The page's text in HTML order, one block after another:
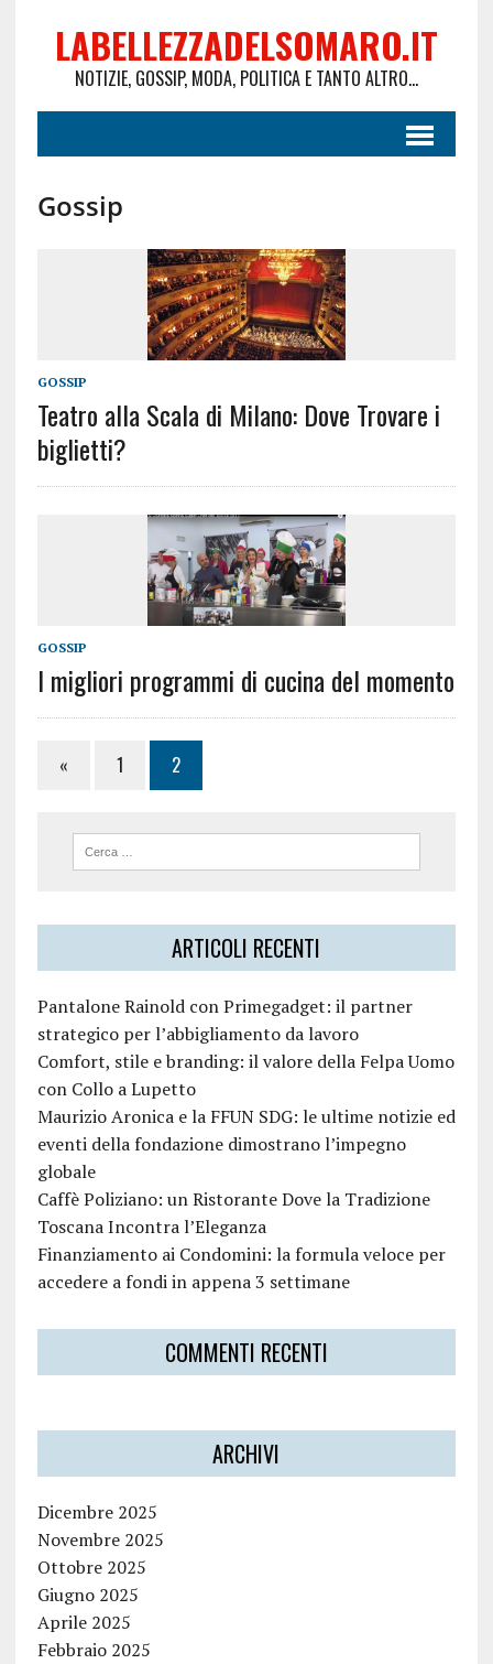
LABELLEZZADELSOMARO.IT
NOTIZIE, GOSSIP, MODA, POLITICA E TANTO ALTRO...
Gossip
GOSSIP
Teatro alla Scala di Milano: Dove Trovare i
biglietti?
GOSSIP
I migliori programmi di cucina del momento
« 1 2
ARTICOLI RECENTI
Pantalone Rainold con Primegadget: il partner
strategico per l’abbigliamento da lavoro
Comfort, stile e branding: il valore della Felpa Uomo
con Collo a Lupetto
Maurizio Aronica e la FFUN SDG: le ultime notizie ed
eventi della fondazione dimostrano l’impegno
globale
Caffè Poliziano: un Ristorante Dove la Tradizione
Toscana Incontra l’Eleganza
Finanziamento ai Condomini: la formula veloce per
accedere a fondi in appena 3 settimane
COMMENTI RECENTI
ARCHIVI
Dicembre 2025
Novembre 2025
Ottobre 2025
Giugno 2025
Aprile 2025
Febbraio 2025